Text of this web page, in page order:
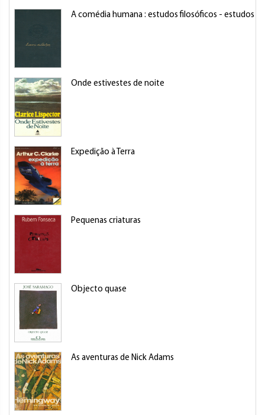
A comédia humana : estudos filosóficos - estudos
Onde estivestes de noite
Expedição à Terra
Pequenas criaturas
Objecto quase
As aventuras de Nick Adams